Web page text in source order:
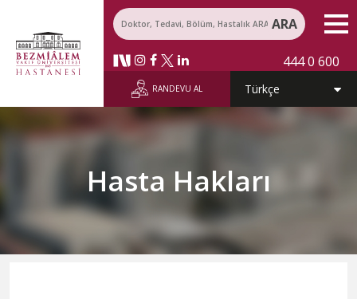
ARA
444 0 600
RANDEVU AL
Hasta Hakları